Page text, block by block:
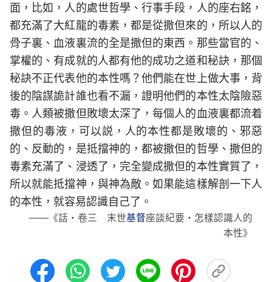
面，比如，人的處世哲學、行事手段，人的座右銘，
都充滿了大紅龍的毒素，都是從撒但來的，所以人的
骨子裏、血液裏流的全是撒但的東西。那些當官的、
掌權的、有成就的人都有他的成功之道和秘訣，那個
秘訣不正代表他的本性嗎？他們能在世上做大事，背
後的陰謀詭計誰也看不漏，證明他們的本性太陰險惡
毒。人類被撒但敗壞太深了，每個人的血液裏都流着
撒但的毒液，可以説，人的本性都是敗壞的、邪惡
的、反動的，是抵擋神的，都被撒但的哲學、撒但的
毒素充滿了、浸透了，完全變成撒但的本性實質了，
所以就能抵擋神，與神為敵。如果能這樣解剖一下人
的本性，就容易認識自己了。
——《話・卷三 末世基督座談紀要・怎樣認識人的
本性》